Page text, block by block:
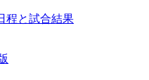
程と試合結果